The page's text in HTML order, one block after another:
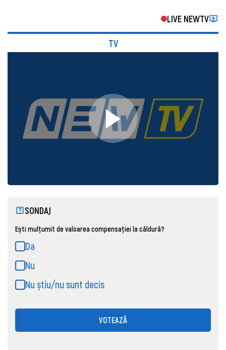
LIVE NEWTV
TV
SONDAJ
Ești mulțumit de valoarea compensației la căldură?
Da
Nu
Nu știu/nu sunt decis
VOTEAZĂ